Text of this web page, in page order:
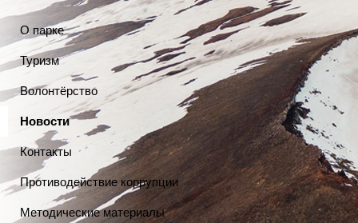
О парке
Туризм
Волонтёрство
Новости
Контакты
Противодействие коррупции
Методические материалы